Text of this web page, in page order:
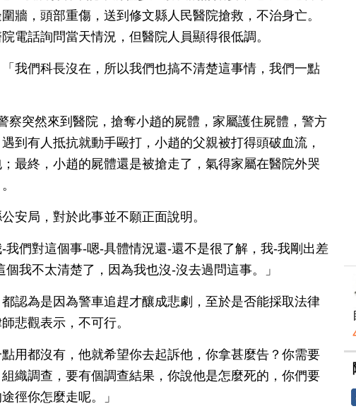
牆，頭部重傷，送到修文縣人民醫院搶救，不治身亡。
電話詢問當天情況，但醫院人員顯得很低調。
我們科長沒在，所以我們也搞不清楚這事情，我們一點
察突然來到醫院，搶奪小趙的屍體，家屬護住屍體，警方
到有人抵抗就動手毆打，小趙的父親被打得頭破血流，
最終，小趙的屍體還是被搶走了，氣得家屬在醫院外哭
安局，對於此事並不願正面說明。
我們對這個事-嗯-具體情況還-還不是很了解，我-我剛出差
我不太清楚了，因為我也沒-沒去過問這事。」
認為是因為警車追趕才釀成悲劇，至於是否能採取法律
悲觀表示，不可行。
用都沒有，他就希望你去起訴他，你拿甚麼告？你需要
織調查，要有個調查結果，你說他是怎麼死的，你們要
徑你怎麼走呢。」